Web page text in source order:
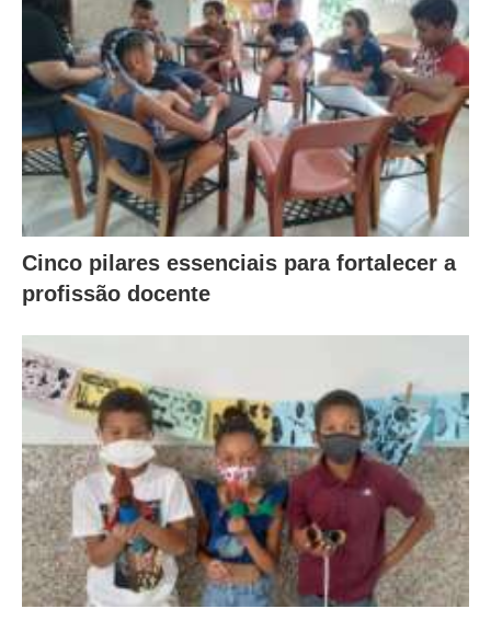
Cinco pilares essenciais para fortalecer a
profissão docente